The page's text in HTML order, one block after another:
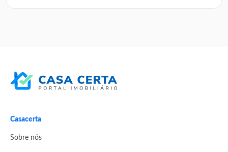
Casacerta
Sobre nós